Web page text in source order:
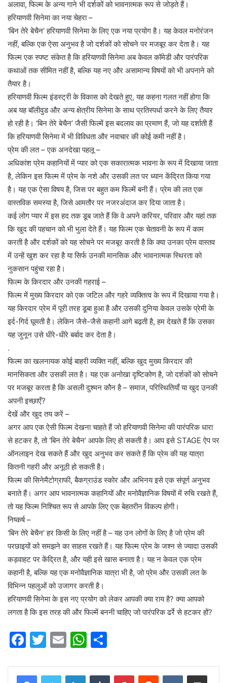
अलावा, फिल्म के अन्य गाने भी दर्शकों को भावनात्मक रूप से जोड़ते हैं।
हरियाणवी सिनेमा का नया चेहरा –
‘बिन तेरे बेचैन’ हरियाणवी सिनेमा के लिए एक नया प्रयोग है। यह केवल मनोरंजन
नहीं, बल्कि एक ऐसा अनुभव है जो दर्शकों को सोचने पर मजबूर कर देता है। यह
फिल्म एक स्पष्ट संकेत है कि हरियाणवी सिनेमा अब केवल कॉमेडी और पारंपरिक
कथाओं तक सीमित नहीं है, बल्कि यह नए और असामान्य विषयों को भी अपनाने को
तैयार है।
हरियाणवी फिल्म इंडस्ट्री के विकास को देखते हुए, यह कहना गलत नहीं होगा कि
अब यह बॉलीवुड और अन्य क्षेत्रीय सिनेमा के साथ प्रतिस्पर्धा करने के लिए तैयार
हो रही है। ‘बिन तेरे बेचैन’ जैसी फिल्में इस बदलाव का प्रमाण हैं, जो यह दर्शाती हैं
कि हरियाणवी सिनेमा में भी विविधता और नवाचार की कोई कमी नहीं है।
प्रेम की लत – एक अनदेखा पहलू –
अधिकांश प्रेम कहानियों में प्यार को एक सकारात्मक भावना के रूप में दिखाया जाता
है, लेकिन इस फिल्म में प्रेम के नशे और उसकी लत पर ध्यान केंद्रित किया गया
है। यह एक ऐसा विषय है, जिस पर बहुत कम फिल्में बनी हैं। प्रेम की लत एक
वास्तविक समस्या है, जिसे आमतौर पर नजरअंदाज कर दिया जाता है।
कई लोग प्यार में इस हद तक डूब जाते हैं कि वे अपने करियर, परिवार और यहां तक
कि खुद की पहचान को भी भुला देते हैं। यह फिल्म एक चेतावनी के रूप में काम
करती है और दर्शकों को यह सोचने पर मजबूर करती है कि क्या उनका प्रेम वास्तव
में उन्हें खुश कर रहा है या सिर्फ उनकी मानसिक और भावनात्मक स्थिरता को
नुकसान पहुंचा रहा है।
फिल्म के किरदार और उनकी गहराई –
फिल्म में मुख्य किरदार को एक जटिल और गहरे व्यक्तित्व के रूप में दिखाया गया है।
यह किरदार प्रेम में पूरी तरह डूबा हुआ है और उसकी दुनिया केवल उसके प्रेमी के
इर्द-गिर्द घूमती है। लेकिन जैसे-जैसे कहानी आगे बढ़ती है, हम देखते हैं कि उसका
यह जुनून उसे धीरे-धीरे बर्बाद कर देता है।
.
फिल्म का खलनायक कोई बाहरी व्यक्ति नहीं, बल्कि खुद मुख्य किरदार की
मानसिकता और उसकी लत है। यह एक अनोखा दृष्टिकोण है, जो दर्शकों को सोचने
पर मजबूर करता है कि असली दुश्मन कौन है – समाज, परिस्थितियाँ या खुद उनकी
अपनी इच्छाएँ?
देखें और खुद तय करें –
अगर आप एक ऐसी फिल्म देखना चाहते हैं जो हरियाणवी सिनेमा की पारंपरिक धारा
से हटकर है, तो ‘बिन तेरे बेचैन’ आपके लिए हो सकती है। आप इसे STAGE ऐप पर
ऑनलाइन देख सकते हैं और खुद अनुभव कर सकते हैं कि प्रेम की यह यात्रा
कितनी गहरी और अनूठी हो सकती है।
फिल्म की सिनेमैटोग्राफी, बैकग्राउंड स्कोर और अभिनय इसे एक संपूर्ण अनुभव
बनाते हैं। अगर आप भावनात्मक कहानियों और मनोवैज्ञानिक विषयों में रुचि रखते हैं,
तो यह फिल्म निश्चित रूप से आपके लिए एक बेहतरीन विकल्प होगी।
निष्कर्ष –
‘बिन तेरे बेचैन’ हर किसी के लिए नहीं है – यह उन लोगों के लिए है जो प्रेम की
परछाइयों को समझने का साहस रखते हैं। यह फिल्म प्रेम के जश्न से ज्यादा उसकी
कड़वाहट पर केंद्रित है, और यही इसे खास बनाता है। यह न केवल एक प्रेम
कहानी है, बल्कि यह एक मनोवैज्ञानिक यात्रा भी है, जो प्रेम और उसकी लत के
विभिन्न पहलुओं को उजागर करती है।
हरियाणवी सिनेमा के इस नए प्रयोग को लेकर आपकी क्या राय है? क्या आपको
लगता है कि इस तरह की और फिल्में बननी चाहिए जो पारंपरिक ढर्रे से हटकर हों?
F
c
T
itt
E
ai
W
at ar